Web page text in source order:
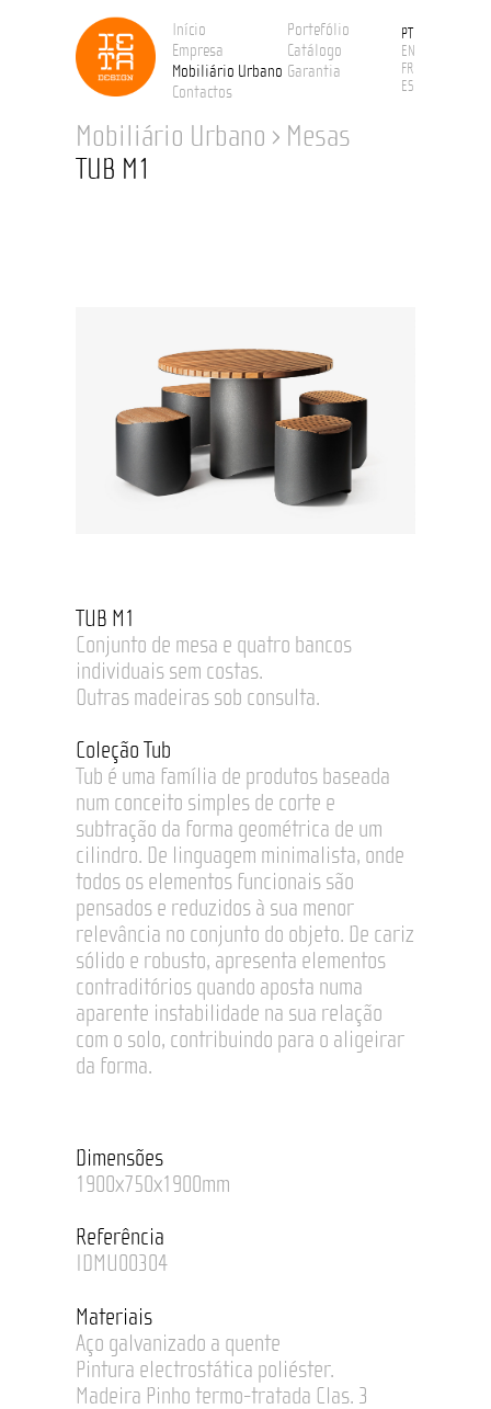
Início
Portefólio
Empresa
Catálogo
Mobiliário Urbano Garantia
Contactos
Mobiliário Urbano › Mesas
TUB M1
PT
EN
FR
ES
TUB M1
Conjunto de mesa e quatro bancos
individuais sem costas.
Outras madeiras sob consulta.
Coleção Tub
Tub é uma família de produtos baseada
num conceito simples de corte e
subtração da forma geométrica de um
cilindro. De linguagem minimalista, onde
todos os elementos funcionais são
pensados e reduzidos à sua menor
relevância no conjunto do objeto. De cariz
sólido e robusto, apresenta elementos
contraditórios quando aposta numa
aparente instabilidade na sua relação
com o solo, contribuindo para o aligeirar
da forma.
Dimensões
1900x750x1900mm
Referência
IDMU00304
Materiais
Aço galvanizado a quente
Pintura electrostática poliéster.
Madeira Pinho termo-tratada Clas. 3